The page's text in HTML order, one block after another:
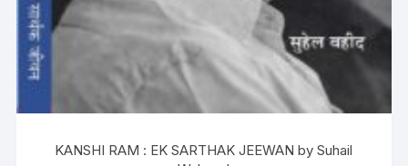
KANSHI RAM : EK SARTHAK JEEWAN by Suhail